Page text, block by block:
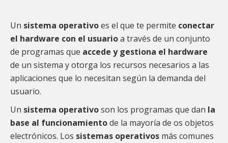
Un sistema operativoes el que te permite conectar
el hardware con el usuarioa través de un conjunto
de programas que accede y gestiona el hardware
de un sistema y otorga los recursos necesarios a las
aplicaciones que lo necesitan según la demanda del
usuario.
Un sistema operativoson los programas que dan la
base al funcionamientode la mayoría de os objetos
electrónicos. Los sistemas operativos más comunes